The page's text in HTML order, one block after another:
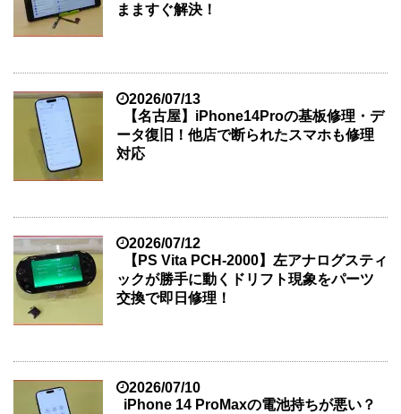
まますぐ解決！
2026/07/13
【名古屋】iPhone14Proの基板修理・デ
ータ復旧！他店で断られたスマホも修理
対応
2026/07/12
【PS Vita PCH-2000】左アナログスティ
ックが勝手に動くドリフト現象をパーツ
交換で即日修理！
2026/07/10
iPhone 14 ProMaxの電池持ちが悪い？